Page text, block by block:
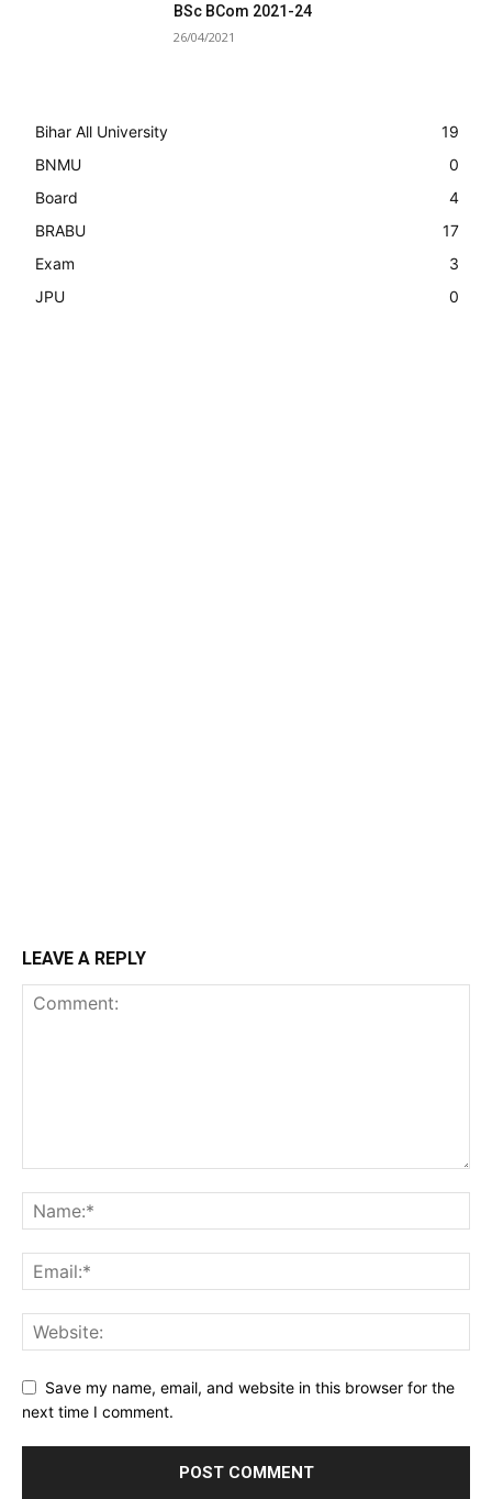
BSc BCom 2021-24
26/04/2021
Bihar All University
19
BNMU
0
Board
4
BRABU
17
Exam
3
JPU
0
LEAVE A REPLY
Save my name, email, and website in this browser for the
next time I comment.